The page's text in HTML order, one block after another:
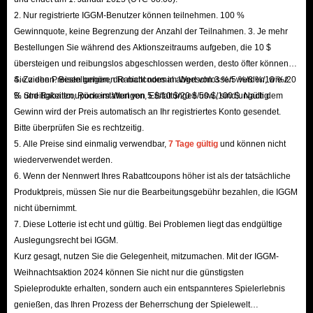
Goldknappheit mit nur wenig Geld lösen können.
Optimieren Sie Ihren Build – Holen Sie sich jetzt
legendäre Dreadmyst Items!
Dreadmyst bietet eine reiche Vielfalt an Item-Typen mit
einem klaren System für Item-Level und Seltenheit.
Höhere Item-Level bedeuten bessere Basisattribute,
während eine höhere Seltenheit mehr Möglichkeiten für
Zusatzattribute, Spezialeffekte und fortgeschrittene
Edelsteinslots bietet. Das Sammeln von Ausrüstung mit
hohem Level und Seltenheitsgrad ist unerlässlich, um Ihr
Überleben zu sichern und die Macht Ihres Charakters
stetig auszubauen.
Diese Gegenstände können durch das Besiegen von
Gegnern, den Abschluss von Dungeons und als
2. Nur registrierte IGGM-Benutzer können teilnehmen. 100 %
Gewinnquote, keine Begrenzung der Anzahl der Teilnahmen. 3. Je mehr
Bestellungen Sie während des Aktionszeitraums aufgeben, die 10 $
übersteigen und reibungslos abgeschlossen werden, desto öfter können
Sie ziehen. Bestellungen, die nicht normal abgeschlossen werden, wie z.
B. Streitigkeiten, Rückerstattungen, Erstattungen usw., sind ungültig.
4. Zu den Preisen gehören Rabattcodes im Wert von 3 %/5 %/8 %/10 %/20
% und Rabattcoupons im Wert von 5 $/10 $/20 $/50 $/100 $. Nach dem
Gewinn wird der Preis automatisch an Ihr registriertes Konto gesendet.
Bitte überprüfen Sie es rechtzeitig.
5. Alle Preise sind einmalig verwendbar, 7 Tage gültig und können nicht
wiederverwendet werden.
6. Wenn der Nennwert Ihres Rabattcoupons höher ist als der tatsächliche
Produktpreis, müssen Sie nur die Bearbeitungsgebühr bezahlen, die IGGM
nicht übernimmt.
7. Diese Lotterie ist echt und gültig. Bei Problemen liegt das endgültige
Auslegungsrecht bei IGGM.
Kurz gesagt, nutzen Sie die Gelegenheit, mitzumachen. Mit der IGGM-
Weihnachtsaktion 2024 können Sie nicht nur die günstigsten
Spieleprodukte erhalten, sondern auch ein entspannteres Spielerlebnis
genießen, das Ihren Prozess der Beherrschung der Spielewelt